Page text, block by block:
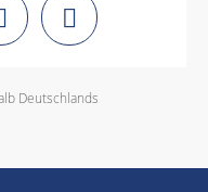
Deutschlands